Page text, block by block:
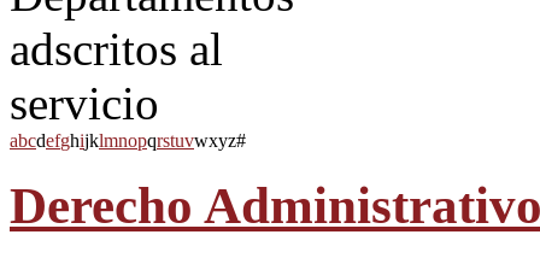
abcdefghijklmnopqrstuvwxyz#
Derecho